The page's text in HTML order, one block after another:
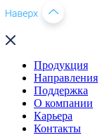
Продукция
Направления
Поддержка
О компании
Карьера
Контакты